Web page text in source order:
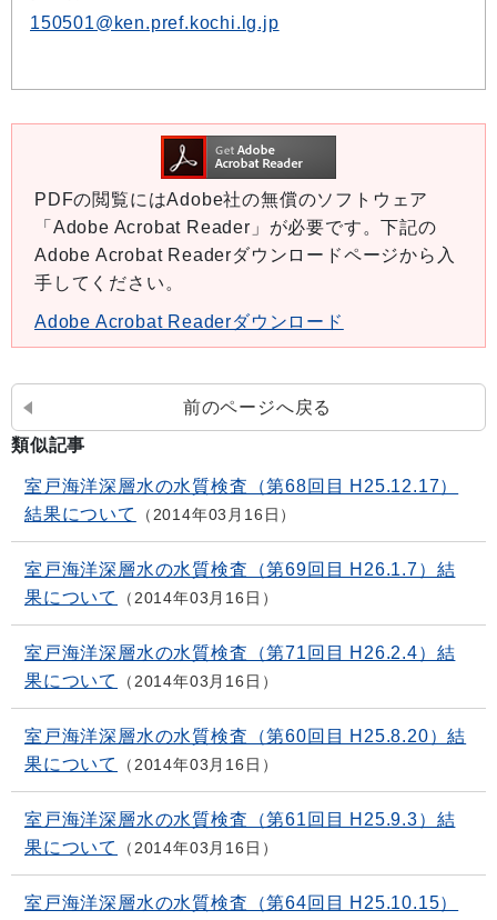
150501@ken.pref.kochi.lg.jp
PDFの閲覧にはAdobe社の無償のソフトウェア
「Adobe Acrobat Reader」が必要です。下記の
Adobe Acrobat Readerダウンロードページから入
手してください。
Adobe Acrobat Readerダウンロード
前のページへ戻る
類似記事
室戸海洋深層水の水質検査（第68回目 H25.12.17）
結果について
2014年03月16日
室戸海洋深層水の水質検査（第69回目 H26.1.7）結
果について
2014年03月16日
室戸海洋深層水の水質検査（第71回目 H26.2.4）結
果について
2014年03月16日
室戸海洋深層水の水質検査（第60回目 H25.8.20）結
果について
2014年03月16日
室戸海洋深層水の水質検査（第61回目 H25.9.3）結
果について
2014年03月16日
室戸海洋深層水の水質検査（第64回目 H25.10.15）